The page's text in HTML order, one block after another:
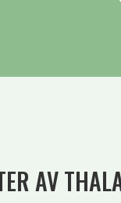
AV